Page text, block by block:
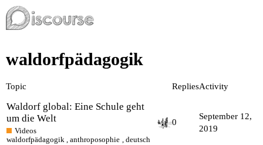
waldorfpädagogik
Topic RepliesActivity
Waldorf global: Eine Schule geht
um die Welt
Videos
waldorfpädagogik ,anthroposophie , deutsch
0
September 12,
2019